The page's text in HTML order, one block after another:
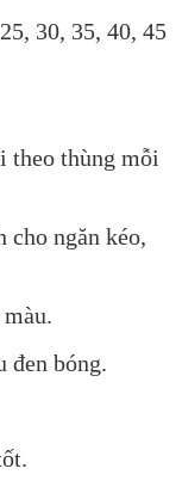
30, 35, 40, 45
theo thùng mỗi
ngăn kéo,
đen bóng.